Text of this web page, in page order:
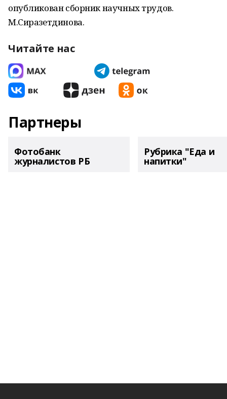
опубликован сборник научных трудов.
М.Сиразетдинова.
Читайте нас
Партнеры
Фотобанк
журналистов РБ
Рубрика "Еда и
напитки"